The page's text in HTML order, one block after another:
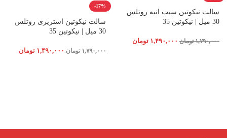
سالت نیکوتین سیب انبه روتلس
30 میل | نیکوتین 35
۱,۷۹۰,۰۰۰ تومان ۱,۴۹۰,۰۰۰ تومان
-17%
سالت نیکوتین استریزی روتلس
30 میل | نیکوتین 35
۱,۷۹۰,۰۰۰ تومان ۱,۴۹۰,۰۰۰ تومان